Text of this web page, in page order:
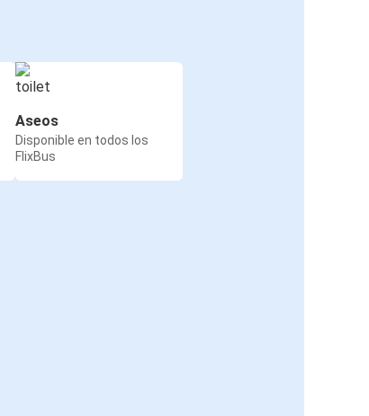
Aseos
Disponible en todos los
FlixBus